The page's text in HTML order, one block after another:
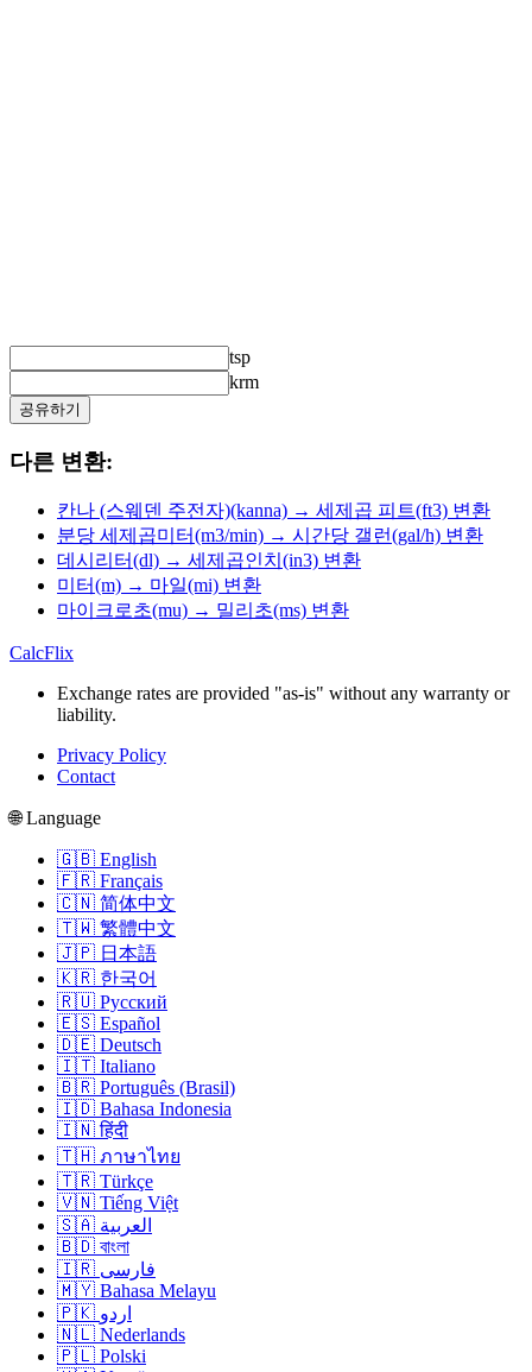
tsp
krm
공유하기
다른 변환:
칸나 (스웨덴 주전자)(kanna) → 세제곱 피트(ft3) 변환
분당 세제곱미터(m3/min) → 시간당 갤런(gal/h) 변환
데시리터(dl) → 세제곱인치(in3) 변환
미터(m) → 마일(mi) 변환
마이크로초(mu) → 밀리초(ms) 변환
CalcFlix
Exchange rates are provided "as-is" without any warranty or
liability.
Privacy Policy
Contact
🌐 Language
🇬🇧 English
🇫🇷 Français
🇨🇳 简体中文
🇹🇼 繁體中文
🇯🇵 日本語
🇰🇷 한국어
🇷🇺 Русский
🇪🇸 Español
🇩🇪 Deutsch
🇮🇹 Italiano
🇧🇷 Português (Brasil)
🇮🇩 Bahasa Indonesia
🇮🇳 हिंदी
🇹🇭 ภาษาไทย
🇹🇷 Türkçe
🇻🇳 Tiếng Việt
🇸🇦 العربية
🇧🇩 বাংলা
🇮🇷 فارسی
🇲🇾 Bahasa Melayu
🇵🇰 اردو
🇳🇱 Nederlands
🇵🇱 Polski